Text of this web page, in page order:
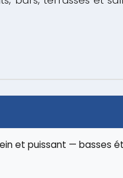
et puissant — basses